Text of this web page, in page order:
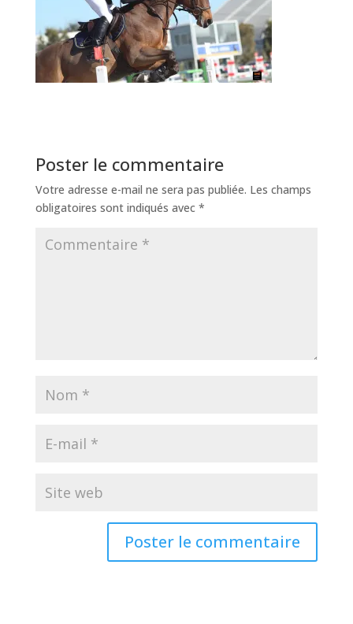
Poster le commentaire
Votre adresse e-mail ne sera pas publiée. Les champs
obligatoires sont indiqués avec *